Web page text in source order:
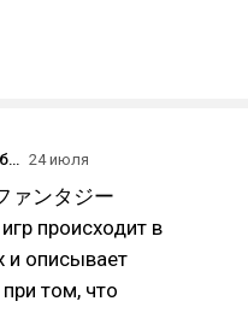
Розыгрыш 25 000 рублей на баланс Steam 24 июля
ァンタジー
происходит в
описывает
том, что